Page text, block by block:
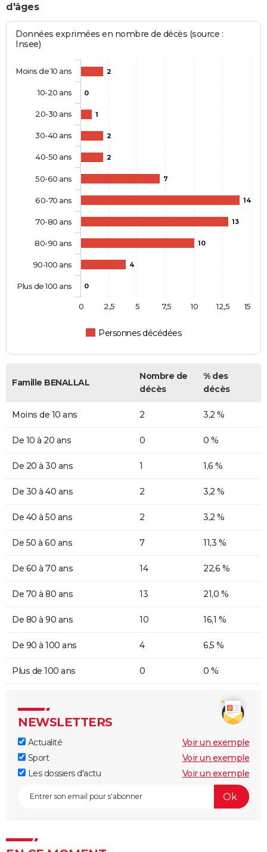
d'âges
Données exprimées en nombre de décès (source :
Insee)
2
0
1
2
2
7
14
13
10
4
0
Personnes décédées
Moins de 10 ans
10-20 ans
20-30 ans
30-40 ans
40-50 ans
50-60 ans
60-70 ans
70-80 ans
80-90 ans
90-100 ans
Plus de 100 ans
0 2,5 5 7,5 10 12,5 15
Famille BENALLAL
Nombre de
décès
% des
décès
Moins de 10 ans 2 3,2 %
De 10 à 20 ans 0 0 %
De 20 à 30 ans 1 1,6 %
De 30 à 40 ans 2 3,2 %
De 40 à 50 ans 2 3,2 %
De 50 à 60 ans 7 11,3 %
De 60 à 70 ans 14 22,6 %
De 70 à 80 ans 13 21,0 %
De 80 à 90 ans 10 16,1 %
De 90 à 100 ans 4 6,5 %
Plus de 100 ans 0 0 %
NEWSLETTERS
Actualité
Voir un exemple
Sport
Voir un exemple
Les dossiers d'actu
Voir un exemple